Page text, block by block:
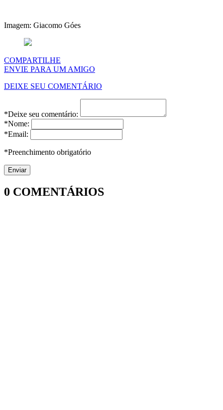
Imagem: Giacomo Góes
COMPARTILHE
ENVIE PARA UM AMIGO
DEIXE SEU COMENTÁRIO
*Deixe seu comentário:
*Nome:
*Email:
*Preenchimento obrigatório
0 COMENTÁRIOS